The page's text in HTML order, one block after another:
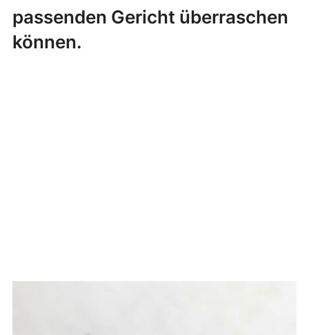
passenden Gericht überraschen
können.